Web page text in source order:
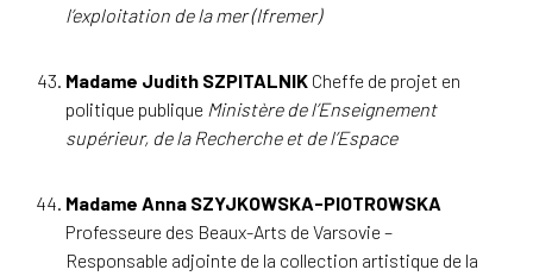
l’exploitation de la mer (Ifremer)
Madame Judith SZPITALNIK Cheffe de projet en
politique publique Ministère de l’Enseignement
supérieur, de la Recherche et de l’Espace
Madame Anna SZYJKOWSKA-PIOTROWSKA
Professeure des Beaux-Arts de Varsovie –
Responsable adjointe de la collection artistique de la